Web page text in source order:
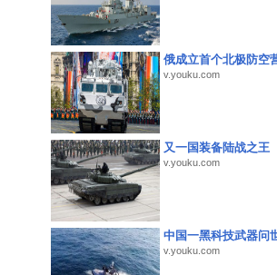
俄成立首个北极防空
v.youku.com
又一国装备陆战之王
v.youku.com
中国一黑科技武器问
v.youku.com